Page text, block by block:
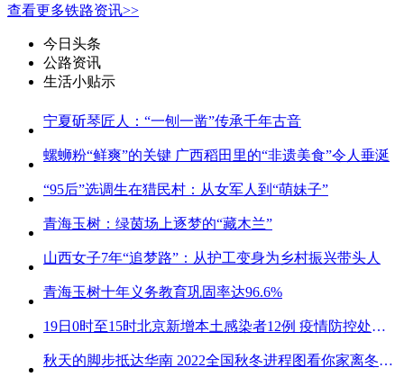
查看更多铁路资讯>>
今日头条
公路资讯
生活小贴示
宁夏斫琴匠人：“一刨一凿”传承千年古音
螺蛳粉“鲜爽”的关键 广西稻田里的“非遗美食”令人垂涎
“95后”选调生在猎民村：从女军人到“萌妹子”
青海玉树：绿茵场上逐梦的“藏木兰”
山西女子7年“追梦路”：从护工变身为乡村振兴带头人
青海玉树十年义务教育巩固率达96.6%
19日0时至15时北京新增本土感染者12例 疫情防控处关键时刻
秋天的脚步抵达华南 2022全国秋冬进程图看你家离冬天有多远